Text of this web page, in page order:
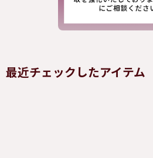
最近チェックしたアイテム